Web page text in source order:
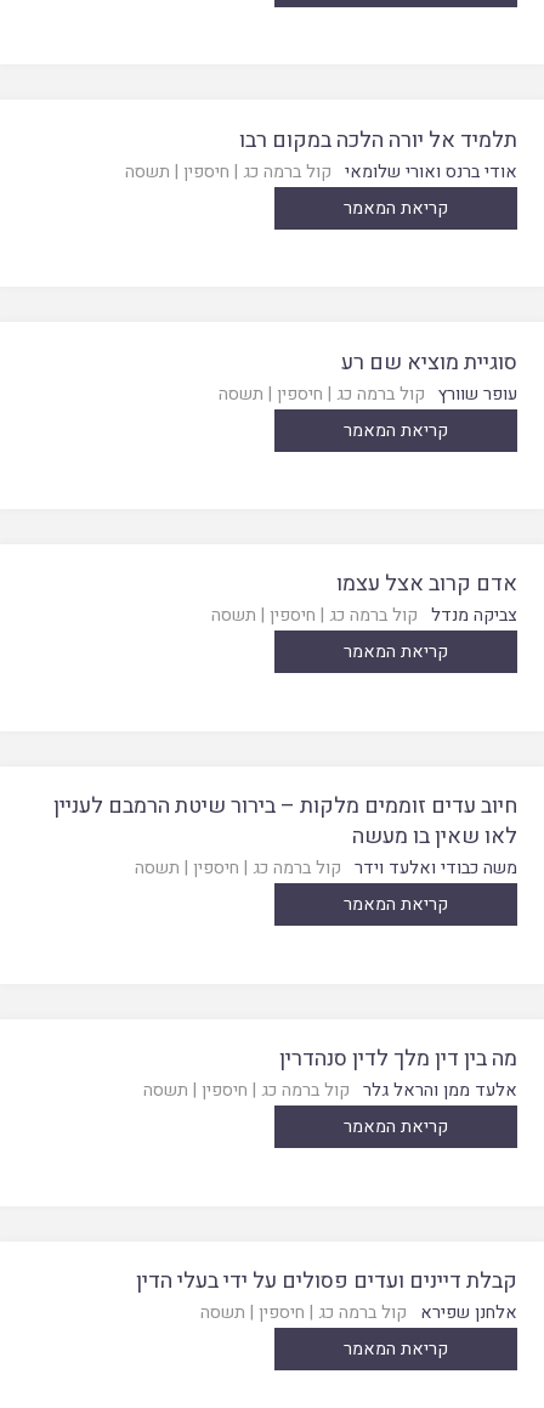
תלמיד אל יורה הלכה במקום רבו
אודי ברנס ואורי שלומאי קול ברמה כג | חיספין | תשסה
קריאת המאמר
סוגיית מוציא שם רע
עופר שוורץ קול ברמה כג | חיספין | תשסה
קריאת המאמר
אדם קרוב אצל עצמו
צביקה מנדל קול ברמה כג | חיספין | תשסה
קריאת המאמר
חיוב עדים זוממים מלקות – בירור שיטת הרמבם לעניין
לאו שאין בו מעשה
משה כבודי ואלעד וידר קול ברמה כג | חיספין | תשסה
קריאת המאמר
מה בין דין מלך לדין סנהדרין
אלעד ממן והראל גלר קול ברמה כג | חיספין | תשסה
קריאת המאמר
קבלת דיינים ועדים פסולים על ידי בעלי הדין
אלחנן שפירא קול ברמה כג | חיספין | תשסה
קריאת המאמר